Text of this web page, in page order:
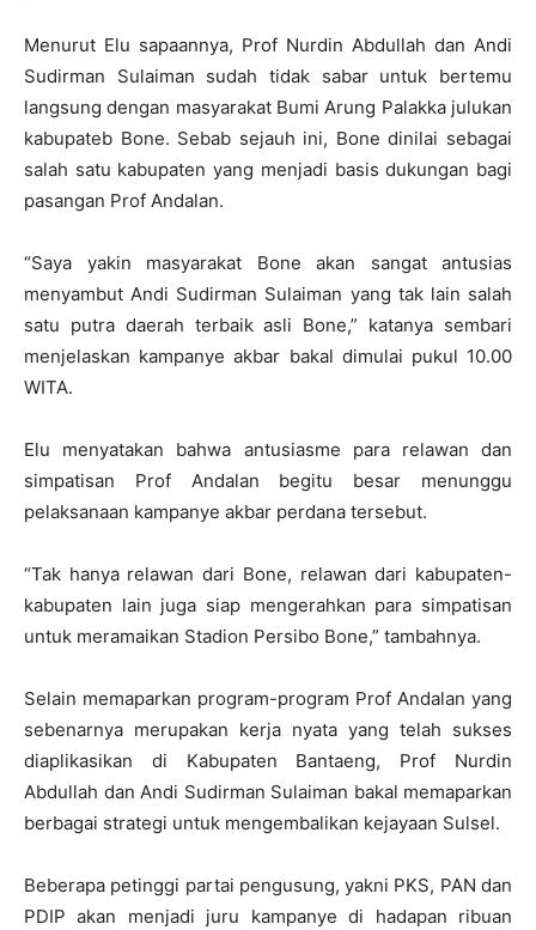
Menurut Elu sapaannya, Prof Nurdin Abdullah dan Andi
Sudirman Sulaiman sudah tidak sabar untuk bertemu
langsung dengan masyarakat Bumi Arung Palakka julukan
kabupateb Bone. Sebab sejauh ini, Bone dinilai sebagai
salah satu kabupaten yang menjadi basis dukungan bagi
pasangan Prof Andalan.
“Saya yakin masyarakat Bone akan sangat antusias
menyambut Andi Sudirman Sulaiman yang tak lain salah
satu putra daerah terbaik asli Bone,” katanya sembari
menjelaskan kampanye akbar bakal dimulai pukul 10.00
WITA.
Elu menyatakan bahwa antusiasme para relawan dan
simpatisan Prof Andalan begitu besar menunggu
pelaksanaan kampanye akbar perdana tersebut.
“Tak hanya relawan dari Bone, relawan dari kabupaten-
kabupaten lain juga siap mengerahkan para simpatisan
untuk meramaikan Stadion Persibo Bone,” tambahnya.
Selain memaparkan program-program Prof Andalan yang
sebenarnya merupakan kerja nyata yang telah sukses
diaplikasikan di Kabupaten Bantaeng, Prof Nurdin
Abdullah dan Andi Sudirman Sulaiman bakal memaparkan
berbagai strategi untuk mengembalikan kejayaan Sulsel.
Beberapa petinggi partai pengusung, yakni PKS, PAN dan
PDIP akan menjadi juru kampanye di hadapan ribuan